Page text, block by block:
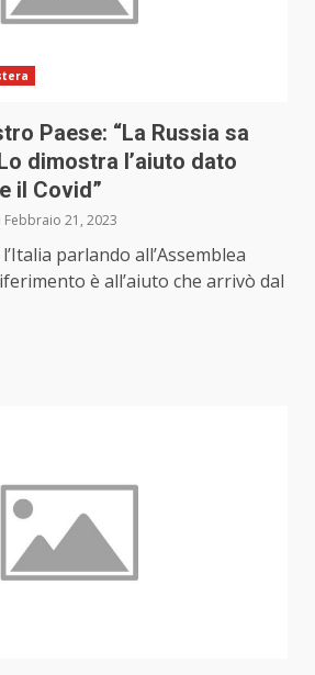
Paese: “La Russia sa
dimostra l’aiuto dato
il Covid”
Febbraio 21, 2023
parlando all’Assemblea
è all’aiuto che arrivò dal